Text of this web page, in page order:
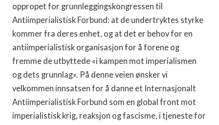
oppropet for grunnleggingskongressen til
Antiimperialistisk Forbund: at de undertryktes styrke
kommer fra deres enhet, og at det er behov for en
antiimperialistisk organisasjon for å forene og
fremme de utbyttede «i kampen mot imperialismen
og dets grunnlag». På denne veien ønsker vi
velkommen innsatsen for å danne et Internasjonalt
Antiimperialistisk Forbund som en global front mot
imperialistisk krig, reaksjon og fascisme, i tjeneste for